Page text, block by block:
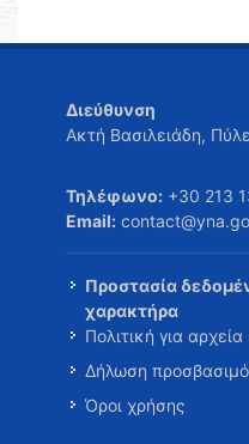
Διεύθυνση
Ακτή Βασιλειάδη,
Τηλέφωνο: +30 213
Email:
Προστασία
χαρακτήρα
Πολιτική για
Δήλωση
Όροι χρήσης